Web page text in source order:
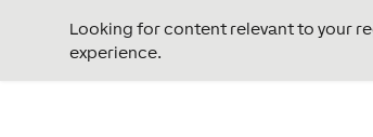
Looking for content relevant to your
experience.